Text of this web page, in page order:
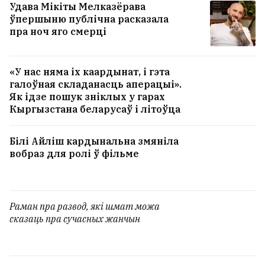
Удава Мікіты Мелказёрава
ўпершыню публічна расказала
пра ноч яго смерці
«У нас няма іх каардынат, і гэта
галоўная складанасць аперацыі».
Як ідзе пошук зніклых у гарах
Кыргызстана беларусаў і літоўца
Білі Айліш кардынальна змяніла
вобраз для ролі ў фільме
Раман пра развод, які шмат можа
сказаць пра сучасных жанчын